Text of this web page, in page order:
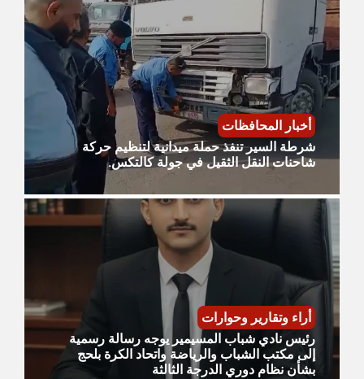
أخبار المحافظات
شرطة السير تنفذ حملة ميدانية لتنظيم حركة
شاحنات النقل الثقيل في جولة كالتكس.
أراء وتقارير وحوارات
رئيس نادي شباب المسيمير يوجه رسالة رسمية
إلى مكتب الشباب والرياضة واتحاد الكرة بلحج
بشأن نظام دوري الدرجة الثالثة